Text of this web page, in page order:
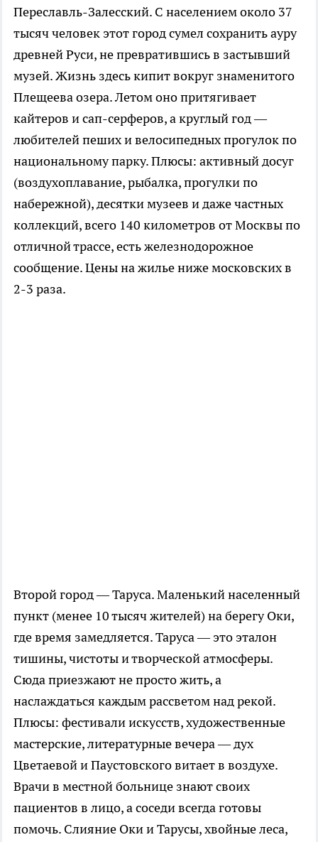
Переславль-Залесский. С населением около 37
тысяч человек этот город сумел сохранить ауру
древней Руси, не превратившись в застывший
музей. Жизнь здесь кипит вокруг знаменитого
Плещеева озера. Летом оно притягивает
кайтеров и сап-серферов, а круглый год —
любителей пеших и велосипедных прогулок по
национальному парку. Плюсы: активный досуг
(воздухоплавание, рыбалка, прогулки по
набережной), десятки музеев и даже частных
коллекций, всего 140 километров от Москвы по
отличной трассе, есть железнодорожное
сообщение. Цены на жилье ниже московских в
2-3 раза.
Второй город — Таруса. Маленький населенный
пункт (менее 10 тысяч жителей) на берегу Оки,
где время замедляется. Таруса — это эталон
тишины, чистоты и творческой атмосферы.
Сюда приезжают не просто жить, а
наслаждаться каждым рассветом над рекой.
Плюсы: фестивали искусств, художественные
мастерские, литературные вечера — дух
Цветаевой и Паустовского витает в воздухе.
Врачи в местной больнице знают своих
пациентов в лицо, а соседи всегда готовы
помочь. Слияние Оки и Тарусы, хвойные леса,